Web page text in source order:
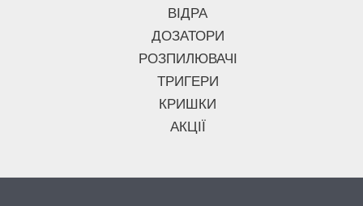
ВІДРА
ДОЗАТОРИ
РОЗПИЛЮВАЧІ
ТРИГЕРИ
КРИШКИ
АКЦІЇ